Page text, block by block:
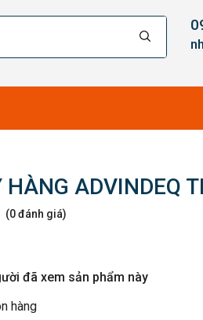
ADVINDEQ
(0 đánh giá)
đã xem sản phẩm này
hàng